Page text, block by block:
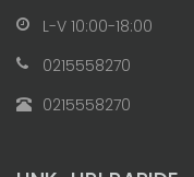
L-V 10:00-18:00
0215558270
0215558270